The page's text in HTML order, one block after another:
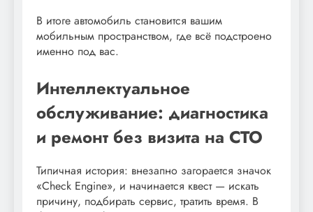
В итоге автомобиль становится вашим
мобильным пространством, где всё подстроено
именно под вас.
Интеллектуальное
обслуживание: диагностика
и ремонт без визита на СТО
Типичная история: внезапно загорается значок
«Check Engine», и начинается квест — искать
причину, подбирать сервис, тратить время. В